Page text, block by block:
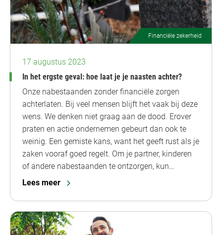
Financiële zekerheid
17 augustus 2023
In het ergste geval: hoe laat je je naasten achter?
Onze nabestaanden zonder financiële zorgen
achterlaten. Bij veel mensen blijft het vaak bij deze
wens. We denken niet graag aan de dood. Erover
praten en actie ondernemen gebeurt dan ook te
weinig. Een gemiste kans, want het geeft rust als je
zaken vooraf goed regelt. Om je partner, kinderen
of andere nabestaanden te ontzorgen, kun…
Lees meer